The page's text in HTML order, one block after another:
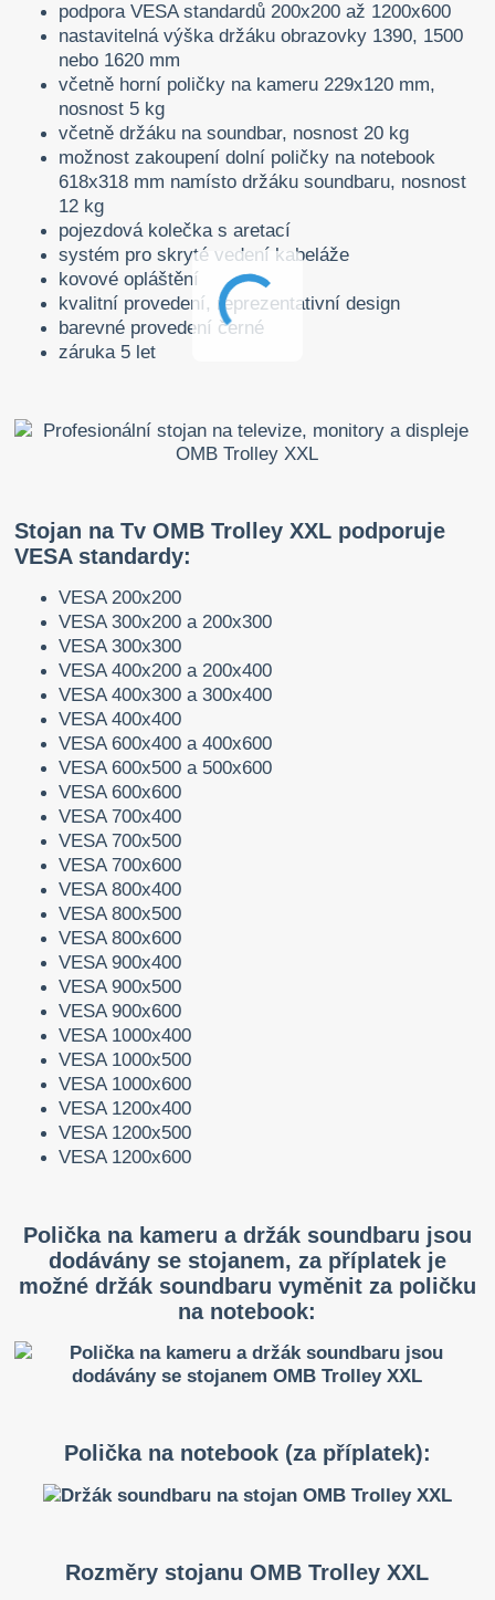
podpora VESA standardů 200x200 až 1200x600
nastavitelná výška držáku obrazovky 1390, 1500
nebo 1620 mm
včetně horní poličky na kameru 229x120 mm,
nosnost 5 kg
včetně držáku na soundbar, nosnost 20 kg
možnost zakoupení dolní poličky na notebook
618x318 mm namísto držáku soundbaru, nosnost
12 kg
pojezdová kolečka s aretací
systém pro skryté vedení kabeláže
kovové opláštění
kvalitní provedení, reprezentativní design
barevné provedení černé
záruka 5 let
Stojan na Tv OMB Trolley XXL podporuje
VESA standardy:
VESA 200x200
VESA 300x200 a 200x300
VESA 300x300
VESA 400x200 a 200x400
VESA 400x300 a 300x400
VESA 400x400
VESA 600x400 a 400x600
VESA 600x500 a 500x600
VESA 600x600
VESA 700x400
VESA 700x500
VESA 700x600
VESA 800x400
VESA 800x500
VESA 800x600
VESA 900x400
VESA 900x500
VESA 900x600
VESA 1000x400
VESA 1000x500
VESA 1000x600
VESA 1200x400
VESA 1200x500
VESA 1200x600
Polička na kameru a držák soundbaru jsou
dodávány se stojanem, za příplatek je
možné držák soundbaru vyměnit za poličku
na notebook:
Polička na notebook (za příplatek):
Rozměry stojanu OMB Trolley XXL